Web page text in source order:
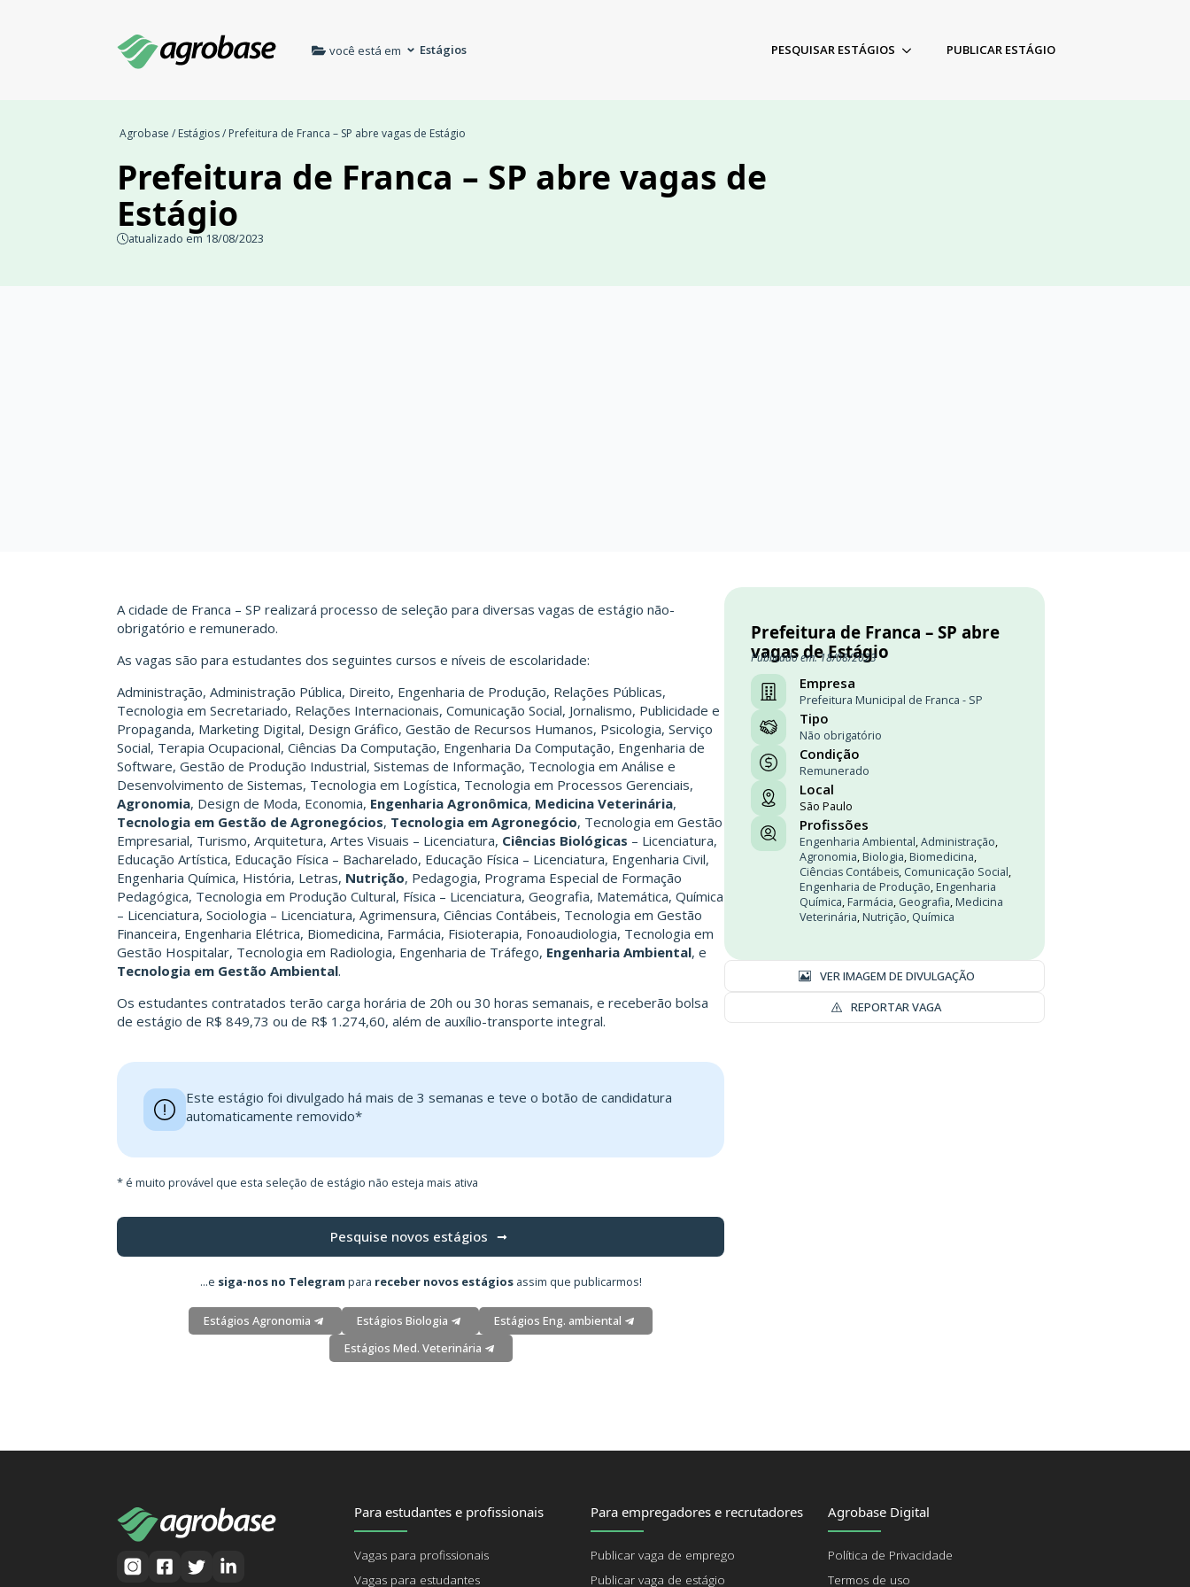
você está em Estágios PESQUISAR ESTÁGIOS PUBLICAR ESTÁGIO
Agrobase / Estágios/ Prefeitura de Franca – SP abre vagas de Estágio
Prefeitura de Franca – SP abre vagas de
Estágio
atualizado em 18/08/2023
A cidade de Franca – SP realizará processo de seleção para diversas vagas de estágio não-
obrigatório e remunerado.
As vagas são para estudantes dos seguintes cursos e níveis de escolaridade:
Administração, Administração Pública, Direito, Engenharia de Produção, Relações Públicas,
Tecnologia em Secretariado, Relações Internacionais, Comunicação Social, Jornalismo, Publicidade e
Propaganda, Marketing Digital, Design Gráfico, Gestão de Recursos Humanos, Psicologia, Serviço
Social, Terapia Ocupacional, Ciências Da Computação, Engenharia Da Computação, Engenharia de
Software, Gestão de Produção Industrial, Sistemas de Informação, Tecnologia em Análise e
Desenvolvimento de Sistemas, Tecnologia em Logística, Tecnologia em Processos Gerenciais,
Agronomia, Design de Moda, Economia, Engenharia Agronômica, Medicina Veterinária,
Tecnologia em Gestão de Agronegócios, Tecnologia em Agronegócio, Tecnologia em Gestão
Empresarial, Turismo, Arquitetura, Artes Visuais – Licenciatura, Ciências Biológicas – Licenciatura,
Educação Artística, Educação Física – Bacharelado, Educação Física – Licenciatura, Engenharia Civil,
Engenharia Química, História, Letras, Nutrição, Pedagogia, Programa Especial de Formação
Pedagógica, Tecnologia em Produção Cultural, Física – Licenciatura, Geografia, Matemática, Química
– Licenciatura, Sociologia – Licenciatura, Agrimensura, Ciências Contábeis, Tecnologia em Gestão
Financeira, Engenharia Elétrica, Biomedicina, Farmácia, Fisioterapia, Fonoaudiologia, Tecnologia em
Gestão Hospitalar, Tecnologia em Radiologia, Engenharia de Tráfego, Engenharia Ambiental, e
Tecnologia em Gestão Ambiental.
Os estudantes contratados terão carga horária de 20h ou 30 horas semanais, e receberão bolsa
de estágio de R$ 849,73 ou de R$ 1.274,60, além de auxílio-transporte integral.
Este estágio foi divulgado há mais de 3 semanas e teve o botão de candidatura
automaticamente removido*
* é muito provável que esta seleção de estágio não esteja mais ativa
Pesquise novos estágios
...e siga-nos no Telegram para receber novos estágiosassim que publicarmos!
Estágios Agronomia Estágios Biologia
Estágios Eng. ambiental
Estágios Med. Veterinária
Prefeitura de Franca – SP abre
vagas de Estágio
Publicado em: 18/08/2023
Empresa
Prefeitura Municipal de Franca - SP
Tipo
Não obrigatório
Condição
Remunerado
Local
São Paulo
Profissões
Engenharia Ambiental,Administração,
Agronomia, Biologia, Biomedicina,
Ciências Contábeis, Comunicação Social,
Engenharia de Produção, Engenharia
Química, Farmácia, Geografia, Medicina
Veterinária, Nutrição, Química
VER IMAGEM DE DIVULGAÇÃO
REPORTAR VAGA
Para estudantes e profissionais
Vagas para profissionais
Vagas para estudantes
Para empregadores e recrutadores
Publicar vaga de emprego
Publicar vaga de estágio
Agrobase Digital
Política de Privacidade
Termos de uso